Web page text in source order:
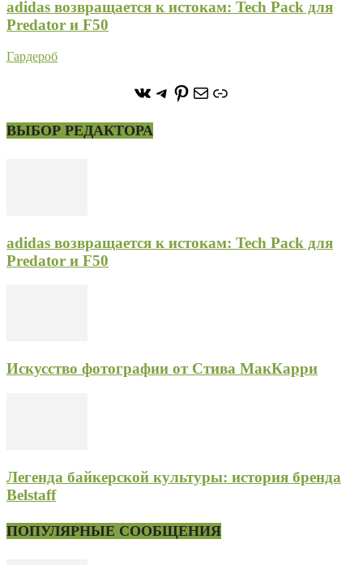
adidas возвращается к истокам: Tech Pack для
Predator и F50
Гардероб
https://vk.com/
https://t.me/stoneforest
https://
ПочтаСсылка
ВЫБОР РЕДАКТОРА
adidas возвращается к истокам: Tech Pack для
Predator и F50
Искусство фотографии от Стива МакКарри
Легенда байкерской культуры: история бренда
Belstaff
ПОПУЛЯРНЫЕ СООБЩЕНИЯ